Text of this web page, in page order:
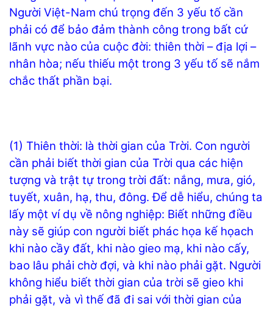
Người Việt-Nam chú trọng đến 3 yếu tố cần
phải có để bảo đảm thành công trong bất cứ
lãnh vực nào của cuộc đời: thiên thời – địa lợi –
nhân hòa; nếu thiếu một trong 3 yếu tố sẽ nắm
chắc thất phần bại.
(1) Thiên thời: là thời gian của Trời. Con người
cần phải biết thời gian của Trời qua các hiện
tượng và trật tự trong trời đất: nắng, mưa, gió,
tuyết, xuân, hạ, thu, đông. Để dễ hiểu, chúng ta
lấy một ví dụ về nông nghiệp: Biết những điều
này sẽ giúp con người biết phác họa kế họach
khi nào cầy đất, khi nào gieo mạ, khi nào cấy,
bao lâu phải chờ đợi, và khi nào phải gặt. Người
không hiểu biết thời gian của trời sẽ gieo khi
phải gặt, và vì thế đã đi sai với thời gian của